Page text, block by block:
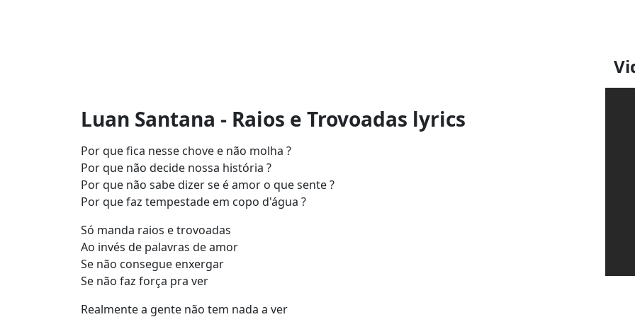
Luan Santana - Raios e Trovoadas lyrics
Por que fica nesse chove e não molha ?
Por que não decide nossa história ?
Por que não sabe dizer se é amor o que sente ?
Por que faz tempestade em copo d'água ?
Só manda raios e trovoadas
Ao invés de palavras de amor
Se não consegue enxergar
Se não faz força pra ver
Realmente a gente não tem nada a ver